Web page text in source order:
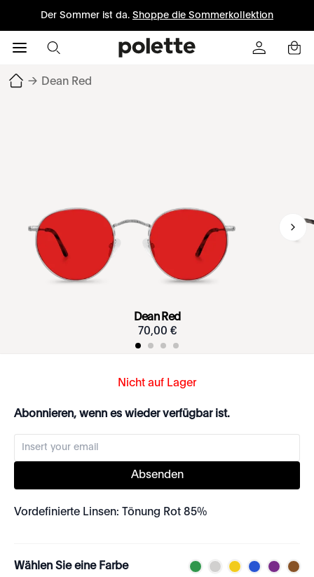
Der Sommer ist da. Shoppe die Sommerkollektion
→ Dean Red
Dean Red
70,00 €
Nicht auf Lager
Abonnieren, wenn es wieder verfügbar ist.
Absenden
Vordefinierte Linsen: Tönung Rot 85%
Wählen Sie eine Farbe